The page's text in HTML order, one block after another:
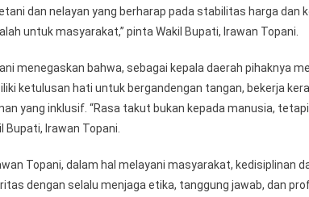
dan nelayan yang berharap pada stabilitas harga dan
untuk masyarakat,” pinta Wakil Bupati, Irawan Topani.
menegaskan bahwa, sebagai kepala daerah pihaknya
ketulusan hati untuk bergandengan tangan, bekerja
yang inklusif. “Rasa takut bukan kepada manusia,
Bupati, Irawan Topani.
Topani, dalam hal melayani masyarakat, kedisiplinan
dengan selalu menjaga etika, tanggung jawab, dan